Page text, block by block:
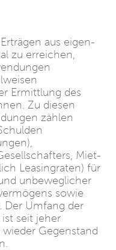
aus eigen-
zu erreichen,
Ermittlung des
Zu diesen
zählen
Miet-
Leasingraten) für
unbeweglicher
sowie
Der Umfang der
seit jeher
Gegenstand